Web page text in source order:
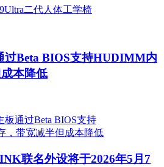
过Beta BIOS支持HUDIMM内
本降低
联名外设将于2026年5月7